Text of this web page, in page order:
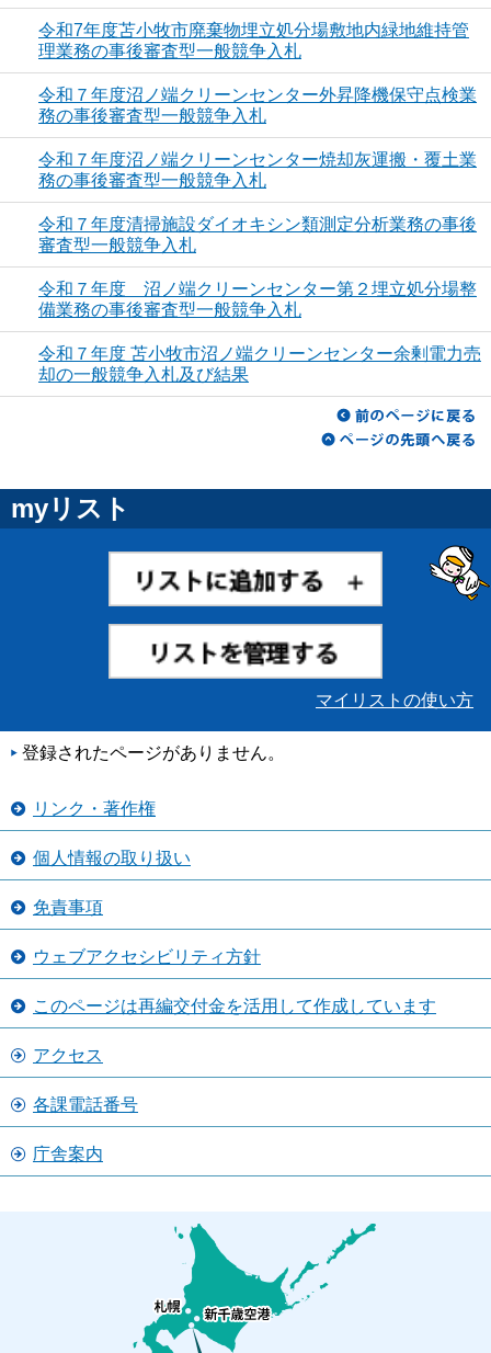
令和7年度苫小牧市廃棄物埋立処分場敷地内緑地維持管
理業務の事後審査型一般競争入札
令和７年度沼ノ端クリーンセンター外昇降機保守点検業
務の事後審査型一般競争入札
令和７年度沼ノ端クリーンセンター焼却灰運搬・覆土業
務の事後審査型一般競争入札
令和７年度清掃施設ダイオキシン類測定分析業務の事後
審査型一般競争入札
令和７年度 沼ノ端クリーンセンター第２埋立処分場整
備業務の事後審査型一般競争入札
令和７年度 苫小牧市沼ノ端クリーンセンター余剰電力売
却の一般競争入札及び結果
myリスト
マイリストの使い方
登録されたページがありません。
リンク・著作権
個人情報の取り扱い
免責事項
ウェブアクセシビリティ方針
このページは再編交付金を活用して作成しています
アクセス
各課電話番号
庁舎案内